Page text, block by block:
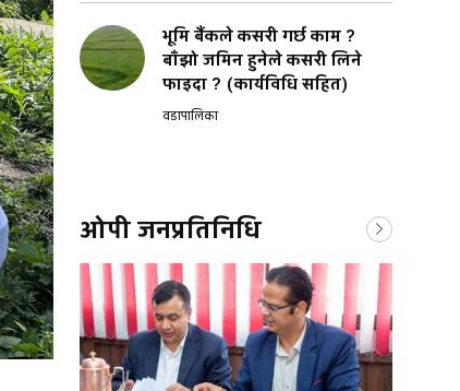
भूमि बैंकले कसरी गर्छ काम ?
बाँझो जमिन हुनेले कसरी लिने
फाइदा ? (कार्यविधि सहित)
वडापालिका
ओपी जनप्रतिनिधि